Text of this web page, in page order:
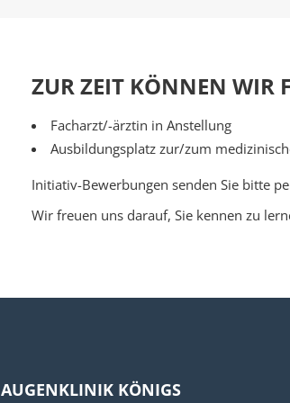
ZUR ZEIT KÖNNEN WIR
Facharzt/-ärztin in Anstellung
Ausbildungsplatz zur/zum
Initiativ-Bewerbungen senden Sie bitte
Wir freuen uns darauf, Sie kennen zu
AUGENKLINIK KÖNIGS